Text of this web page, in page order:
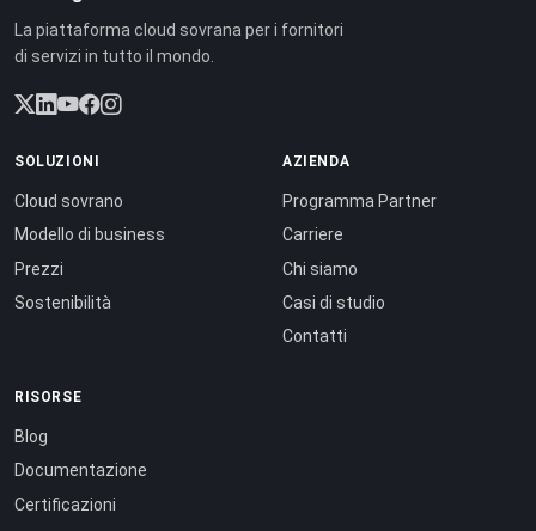
La piattaforma cloud sovrana per i fornitori
di servizi in tutto il mondo.
SOLUZIONI
Cloud sovrano
Modello di business
Prezzi
Sostenibilità
AZIENDA
Programma Partner
Carriere
Chi siamo
Casi di studio
Contatti
RISORSE
Blog
Documentazione
Certificazioni